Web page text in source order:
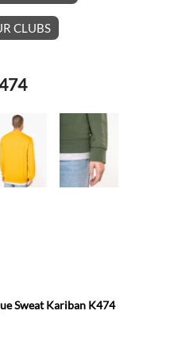
CLUBS
Sweat Kariban K474